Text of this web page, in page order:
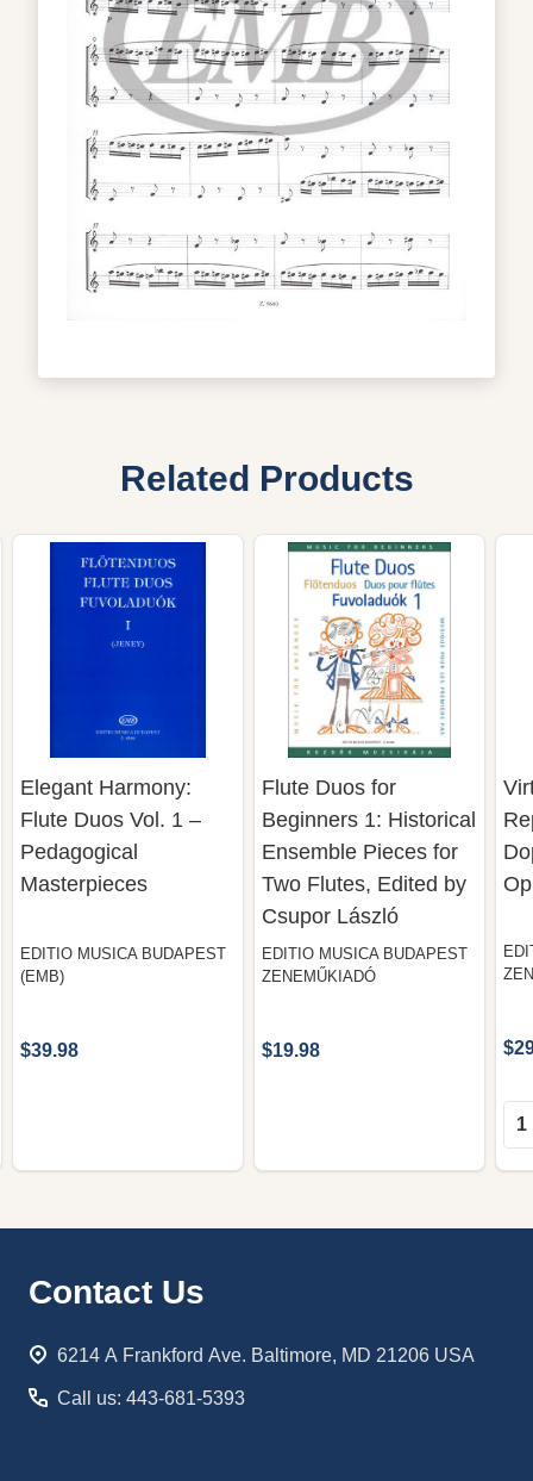
Related Products
Elegant Harmony:
Flute Duos Vol. 1 –
Pedagogical
Masterpieces
EDITIO MUSICA BUDAPEST
(EMB)
$39.98
Flute Duos for
Beginners 1: Historical
Ensemble Pieces for
Two Flutes, Edited by
Csupor László
EDITIO MUSICA BUDAPEST
ZENEMŰKIADÓ
$19.98
Footer
Contact Us
6214 A Frankford Ave. Baltimore, MD 21206 USA
Call us: 443-681-5393